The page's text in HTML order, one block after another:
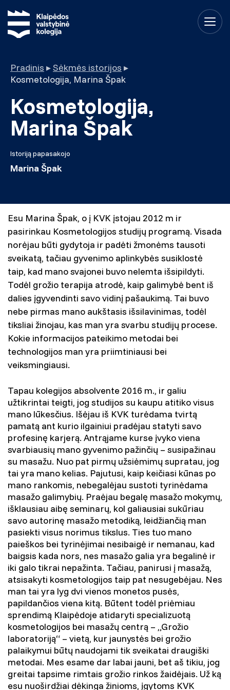
Pradinis ▸Sėkmės istorijos ▸
Kosmetologija, Marina Špak
Kosmetologija,
Marina Špak
Istoriją papasakojo
Marina Špak
Esu Marina Špak, o į KVK įstojau 2012 m ir
pasirinkau Kosmetologijos studijų programą. Visada
norėjau būti gydytoja ir padėti žmonėms tausoti
sveikatą, tačiau gyvenimo aplinkybės susiklostė
taip, kad mano svajonei buvo nelemta išsipildyti.
Todėl grožio terapija atrodė, kaip galimybė bent iš
dalies įgyvendinti savo vidinį pašaukimą. Tai buvo
nebe pirmas mano aukštasis išsilavinimas, todėl
tiksliai žinojau, kas man yra svarbu studijų procese.
Kokie informacijos pateikimo metodai bei
technologijos man yra priimtiniausi bei
veiksmingiausi.
Tapau kolegijos absolvente 2016 m., ir galiu
užtikrintai teigti, jog studijos su kaupu atitiko visus
mano lūkesčius. Išėjau iš KVK turėdama tvirtą
pamatą ant kurio ilgainiui pradėjau statyti savo
profesinę karjerą. Antrąjame kurse įvyko viena
svarbiausių mano gyvenimo pažinčių – susipažinau
su masažu. Nuo pat pirmų užsiėmimų supratau, jog
tai yra mano kelias. Pajutusi, kaip keičiasi kūnas po
mano rankomis, nebegalėjau sustoti tyrinėdama
masažo galimybių. Praėjau begalę masažo mokymų,
išklausiau aibę seminarų, kol galiausiai sukūriau
savo autorinę masažo metodiką, leidžiančią man
pasiekti visus norimus tikslus. Ties tuo mano
paieškos bei tyrinėjimai nesibaigė ir nemanau, kad
baigsis kada nors, nes masažo galia yra begalinė ir
iki galo tikrai nepažinta. Tačiau, panirusi į masažą,
atsisakyti kosmetologijos taip pat nesugebėjau. Nes
man tai yra lyg dvi vienos monetos pusės,
papildančios viena kitą. Būtent todėl priėmiau
sprendimą Klaipėdoje atidaryti specializuotą
kosmetologijos bei masažų centrą – „Grožio
laboratoriją“ – vietą, kur jaunystės bei grožio
palaikymui būtų naudojami tik sveikatai draugiški
metodai. Mes esame dar labai jauni, bet aš tikiu, jog
greitai tapsime rimtais grožio rinkos žaidėjais. Už ką
esu nuoširdžiai dėkinga žinioms, įgytoms KVK